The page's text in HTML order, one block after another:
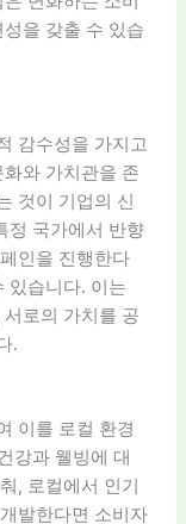
을 갖출 수 있습
감수성을 가지고
와 가치관을 존
것이 기업의 신
정 국가에서 반향
인을 진행한다
있습니다. 이는
로의 가치를 공
.
이를 로컬 환경
강과 웰빙에 대
, 로컬에서 인기
발한다면 소비자